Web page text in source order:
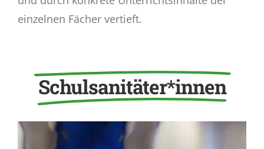
einzelnen Fächer vertieft.
Schulsanitäter*innen